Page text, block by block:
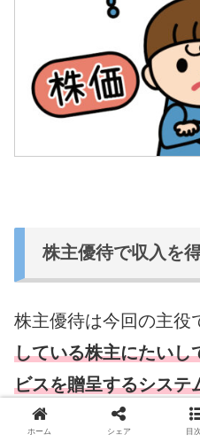
株主優待で収入を
株主優待は今回の主役
している株主にたいし
ビスを贈呈するシステ
株主優待の魅力は、
ホーム シェア 目